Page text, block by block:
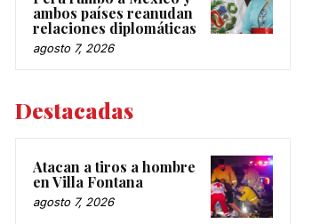
ambos países reanudan
relaciones diplomáticas
agosto 7, 2026
Destacadas
Atacan a tiros a hombre
en Villa Fontana
agosto 7, 2026